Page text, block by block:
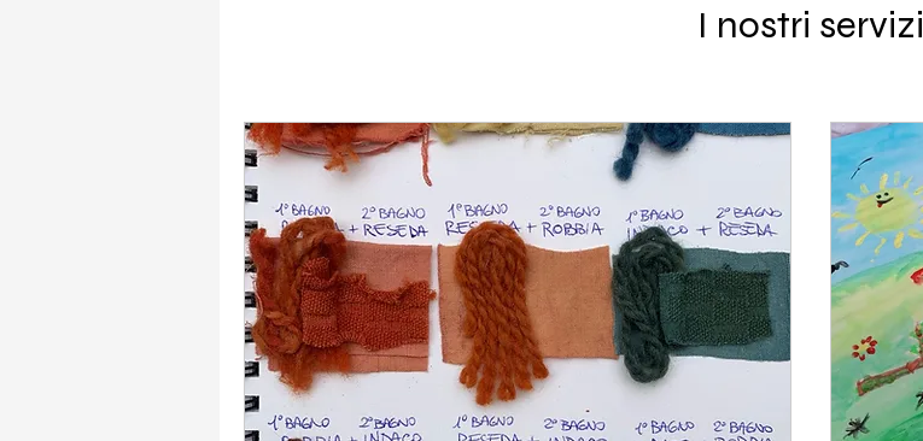
I nostri servizi